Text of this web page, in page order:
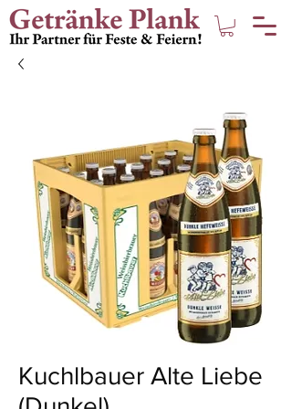
Kuchlbauer Alte Liebe